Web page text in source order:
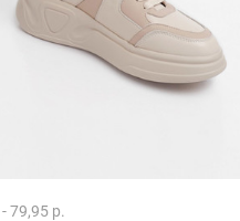
79,95 р.